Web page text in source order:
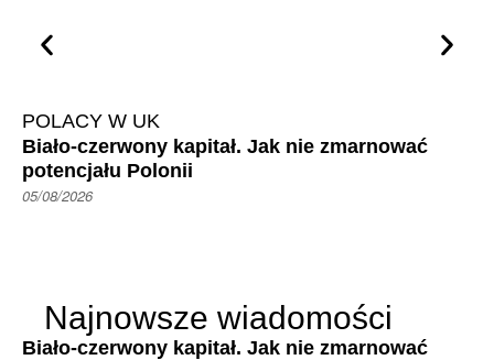
POLACY W UK
Biało-czerwony kapitał. Jak nie zmarnować
potencjału Polonii
05/08/2026
Najnowsze wiadomości
Biało-czerwony kapitał. Jak nie zmarnować